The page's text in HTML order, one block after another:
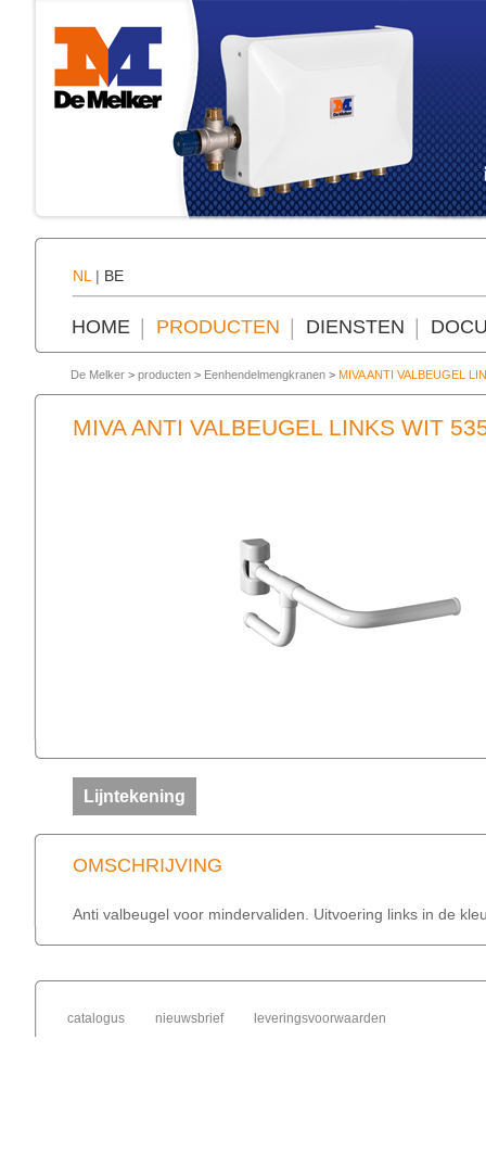
NL | BE
HOME PRODUCTEN DIENSTEN
De Melker > producten > Eenhendelmengkranen > MIVA ANTI VALBEUGEL
MIVA ANTI VALBEUGEL LINKS WIT
Lijntekening
OMSCHRIJVING
Anti valbeugel voor mindervaliden. Uitvoering links in de
catalogus nieuwsbrief leveringsvoorwaarden